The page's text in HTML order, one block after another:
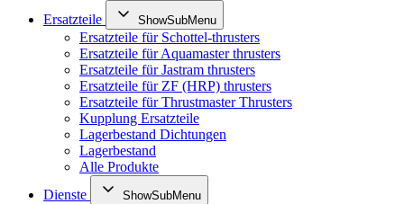
Ersatzteile
ShowSubMenu
Ersatzteile für Schottel-thrusters
Ersatzteile für Aquamaster thrusters
Ersatzteile für Jastram thrusters
Ersatzteile für ZF (HRP) thrusters
Ersatzteile für Thrustmaster Thrusters
Kupplung Ersatzteile
Lagerbestand Dichtungen
Lagerbestand
Alle Produkte
Dienste
ShowSubMenu